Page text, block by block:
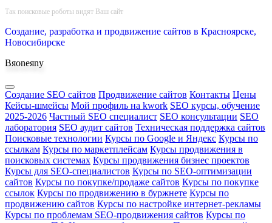
Наверх
Так поисковые роботы видят Ваш сайт
Создание, разработка и продвижение сайтов в Красноярске,
Новосибирске
Bяoneяny
Создание SEO сайтов Продвижение сайтов Контакты Цены
Кейсы-шмейсы Мой профиль на kwork SEO курсы, обучение
2025-2026 Частный SEO специалист SEO консультации SEO
лаборатория SEO аудит сайтов Техническая поддержка сайтов
Поисковые технологии Курсы по Google и Яндекс Курсы по
ссылкам Курсы по маркетплейсам Курсы продвижения в
поисковых системах Курсы продвижения бизнес проектов
Курсы для SEO-специалистов Курсы по SEO-оптимизации
сайтов Курсы по покупке/продаже сайтов Курсы по покупке
ссылок Курсы по продвижению в буржнете Курсы по
продвижению сайтов Курсы по настройке интернет-рекламы
Курсы по проблемам SEO-продвижения сайтов Курсы по